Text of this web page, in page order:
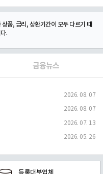
품, 금리, 상환기간이 모두 다르기 때
.
금융뉴스
2026. 08. 07
2026. 08. 07
2026. 07. 13
2026. 05. 26
등록대부업체